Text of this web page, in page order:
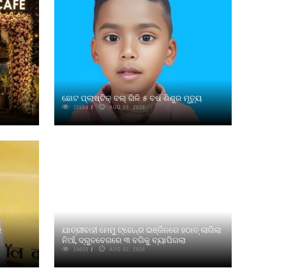
ଛୋଟ ପ୍ଲାଷ୍ଟିକ୍‌ ବଲ୍‌ ଗିଳି ୫ ବର୍ଷ ଶିଶୁର ମୃତ୍ୟୁ
15554 AUG 03, 2026
ଯାତ୍ରୀବାହୀ ମେମୁ ଟ୍ରେନ୍‌ର ଇଞ୍ଜିନରେ ହଠାତ୍ ଲାଗିଲା
ନିଆଁ, ଦ୍ରୁତବେଗରେ ୩ ବଗିକୁ ବ୍ୟାପିଗଲା
14625 AUG 03, 2026